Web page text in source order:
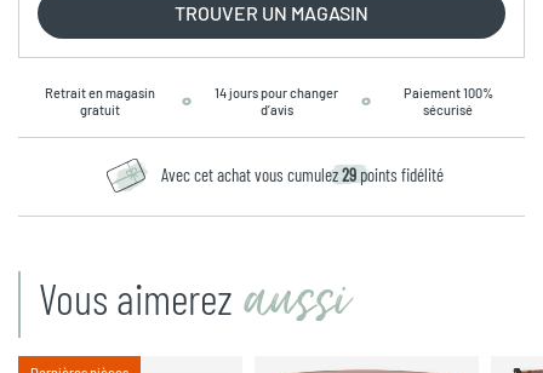
TROUVER UN MAGASIN
Retrait en magasin
gratuit
14 jours pour changer
d’avis
Paiement 100%
sécurisé
Avec cet achat vous cumulez29 points fidélité
Vous aimerez aussi